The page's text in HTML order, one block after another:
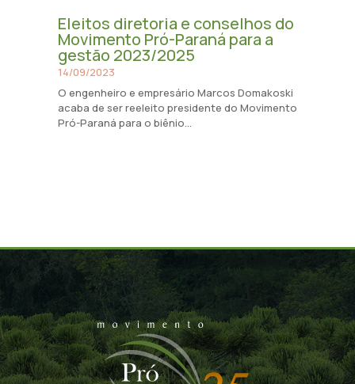
Eleitos diretoria e conselhos do
Movimento Pró-Paraná para a
gestão 2023/2025
14/09/2023
O engenheiro e empresário Marcos Domakoski
acaba de ser reeleito presidente do Movimento
Pró-Paraná para o biênio...